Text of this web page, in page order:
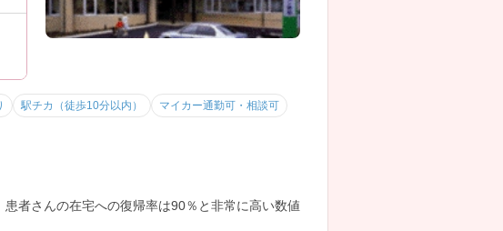
駅チカ（徒歩10分以内）
マイカー通勤可・相談可
者さんの在宅への復帰率は90％と非常に高い数値